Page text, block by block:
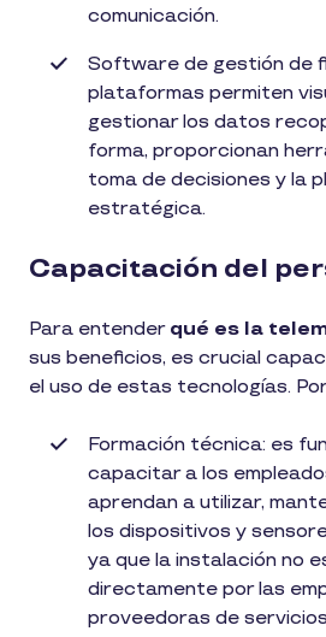
comunicación.
Software de gestión de
plataformas permiten
gestionar los datos
forma, proporcionan
toma de decisiones y la
estratégica.
Capacitación del
Para entender qué es la
sus beneficios, es crucial
el uso de estas tecnologías.
Formación técnica: es
capacitar a los
aprendan a utilizar,
los dispositivos y
ya que la instalación no
directamente por las
proveedoras de